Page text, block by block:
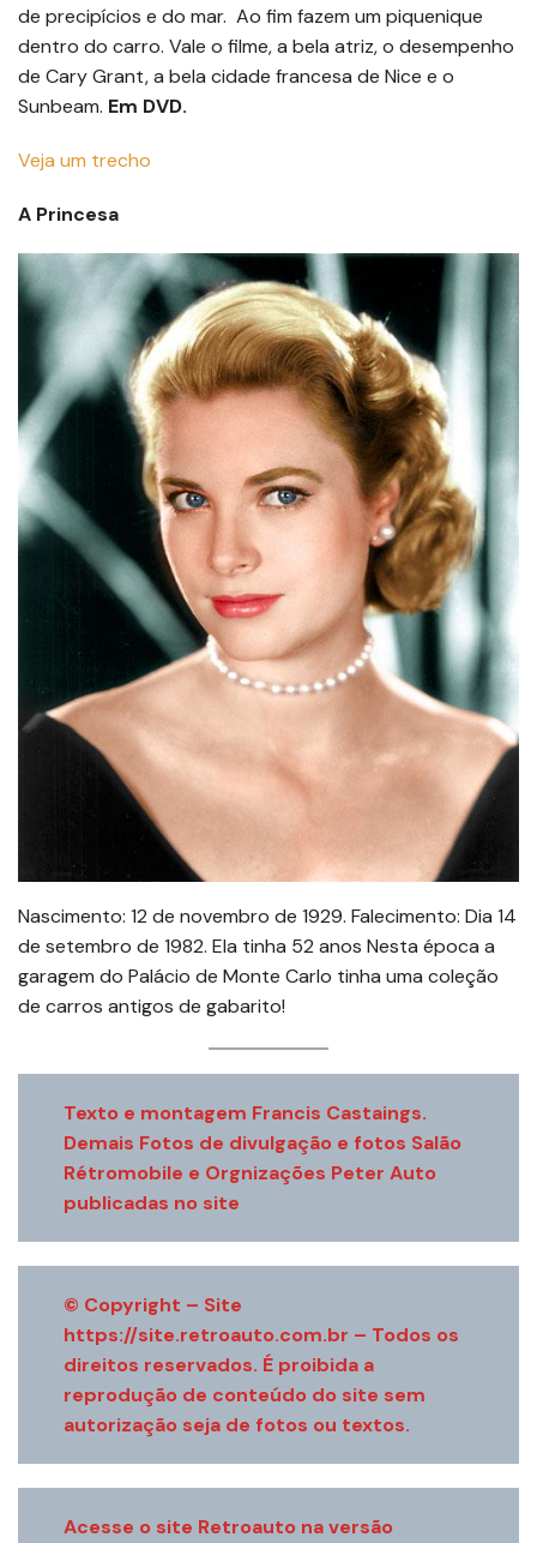
de precipícios e do mar. Ao fim fazem um piquenique
dentro do carro. Vale o filme, a bela atriz, o desempenho
de Cary Grant, a bela cidade francesa de Nice e o
Sunbeam. Em DVD.
Veja um trecho
A Princesa
Nascimento: 12 de novembro de 1929. Falecimento: Dia 14
de setembro de 1982. Ela tinha 52 anos Nesta época a
garagem do Palácio de Monte Carlo tinha uma coleção
de carros antigos de gabarito!
Texto e montagem Francis Castaings.
Demais Fotos de divulgação e fotos Salão
Rétromobile e Orgnizações Peter Auto
publicadas no site
© Copyright – Site
https://site.retroauto.com.br – Todos os
direitos reservados. É proibida a
reprodução de conteúdo do site sem
autorização seja de fotos ou textos.
Acesse o site Retroauto na versão